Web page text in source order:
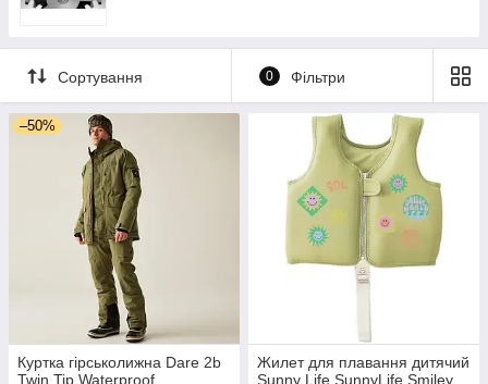
Сортування 0 Фільтри
–50%
Куртка гірськолижна Dare 2b
Twin Tip Waterproof
Жилет для плавання дитячий
Sunny Life SunnyLife Smiley